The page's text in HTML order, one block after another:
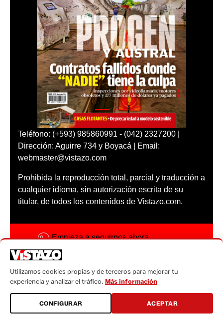
Teléfono: (+593) 985860991 - (042) 2327200 |
Dirección: Aguirre 734 y Boyacá | Email:
webmaster@vistazo.com
Prohibida la reproducción total, parcial y traducción a
cualquier idioma, sin autorización escrita de su
titular, de todos los contenidos de Vistazo.com.
Empieza a seguirnos ahora
Código ética
Sugerencias a:
sugerencias@vistazo.com
Utilizamos cookies propias y de terceros para mejorar tu
experiencia y analizar el tráfico. Más información
CONFIGURAR ACEPTAR